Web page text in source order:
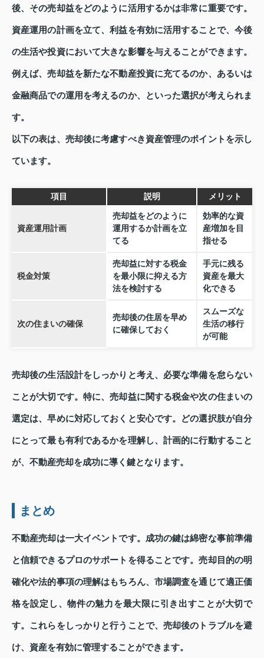
後、その売却益をどのように活用するかは非常に重要です。
資産運用の計画を立て、利益を有効に活用することで、今後
の生活や投資において大きな影響を与えることができます。
例えば、売却益を新たな不動産投資に充てるのか、あるいは
金融商品での運用を考えるのか、といった選択が考えられま
す。
以下の表は、売却後に考慮すべき資産管理のポイントを示し
ています。
項目 説明 メリット
資産運用計画
売却益をどのように
運用するか計画を立
てる
効率的な資
産増加を目
指せる
税金対策
売却益に対する税金
を最小限に抑える方
法を検討する
手元に残る
資産を最大
化できる
次の住まいの確保
売却後の住居を早め
に確保しておく
スムーズな
生活の移行
が可能
売却後の生活設計をしっかりと考え、必要な準備を怠らない
ことが大切です。特に、売却益に関する税金や次の住まいの
選定は、早めに対応しておくと安心です。どの選択肢が自分
にとって最も有利であるかを理解し、計画的に行動すること
が、不動産売却を成功に導く鍵となります。
まとめ
不動産売却は一大イベントです。成功の鍵は綿密な事前準備
と信頼できるプロのサポートを得ることです。売却目的の明
確化や法的事項の理解はもちろん、市場調査を通じて適正価
格を設定し、物件の魅力を最大限に引き出すことが大切で
す。これらをしっかりと行うことで、売却後のトラブルを避
け、資産を有効に管理することができます。